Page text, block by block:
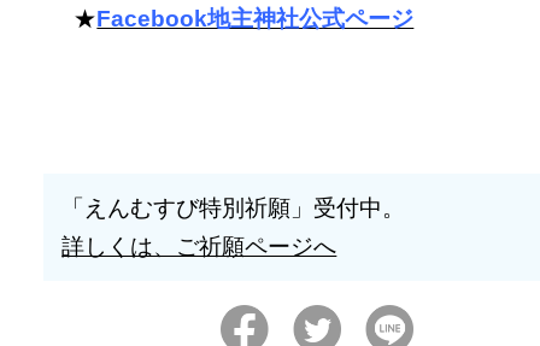
★Facebook地主神社公式ページ
「えんむすび特別祈願」受付中。
詳しくは、ご祈願ページへ